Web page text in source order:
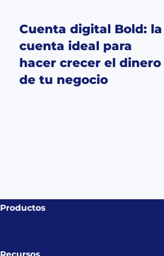
Cuenta digital Bold: la
cuenta ideal para
hacer crecer el dinero
de tu negocio
Productos